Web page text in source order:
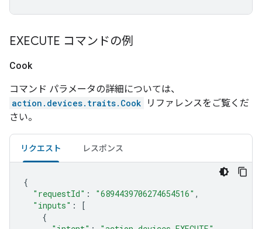
EXECUTE コマンドの例
Cook
コマンド パラメータの詳細については、
action.devices.traits.Cook
リファレンスをご覧くだ
さい。
リクエスト レスポンス
{
"requestId" : "6894439706274654516" ,
"inputs" :
[
{